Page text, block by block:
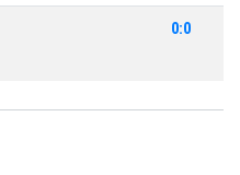
0:0